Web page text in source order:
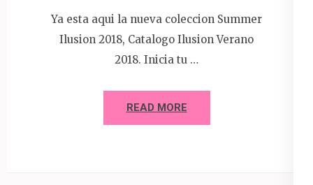
Ya esta aqui la nueva coleccion Summer
Ilusion 2018, Catalogo Ilusion Verano
2018. Inicia tu …
READ MORE